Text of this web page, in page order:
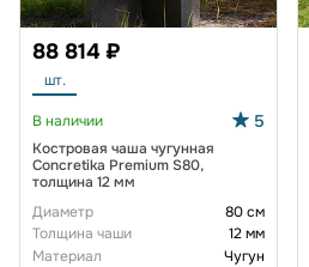
88 814 ₽
шт.
В наличии 5
Костровая чаша чугунная
Concretika Premium S80,
толщина 12 мм
Диаметр
80 см
Толщина чаши
12 мм
Материал
Чугун